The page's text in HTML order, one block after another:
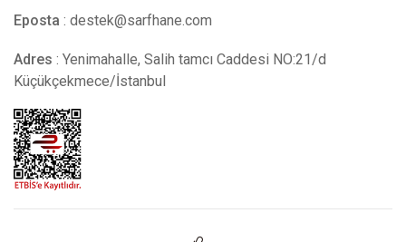
Eposta : destek@sarfhane.com
Adres : Yenimahalle, Salih tamcı Caddesi NO:21/d
Küçükçekmece/İstanbul